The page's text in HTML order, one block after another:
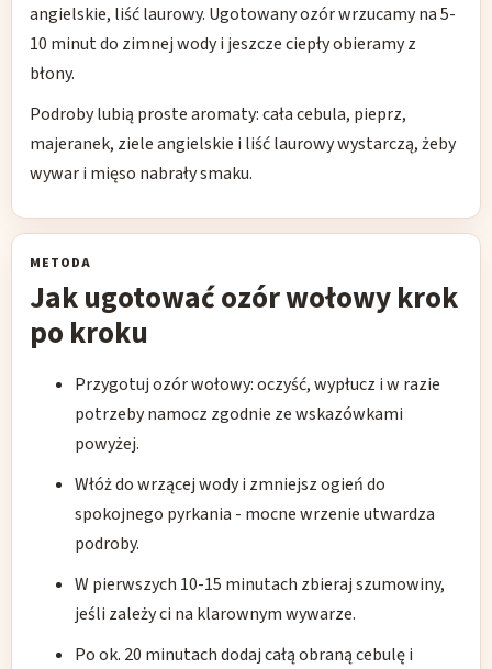
angielskie, liść laurowy. Ugotowany ozór wrzucamy na 5-
10 minut do zimnej wody i jeszcze ciepły obieramy z
błony.
Podroby lubią proste aromaty: cała cebula, pieprz,
majeranek, ziele angielskie i liść laurowy wystarczą, żeby
wywar i mięso nabrały smaku.
METODA
Jak ugotować ozór wołowy krok
po kroku
Przygotuj ozór wołowy: oczyść, wypłucz i w razie
potrzeby namocz zgodnie ze wskazówkami
powyżej.
Włóż do wrzącej wody i zmniejsz ogień do
spokojnego pyrkania - mocne wrzenie utwardza
podroby.
W pierwszych 10-15 minutach zbieraj szumowiny,
jeśli zależy ci na klarownym wywarze.
Po ok. 20 minutach dodaj całą obraną cebulę i